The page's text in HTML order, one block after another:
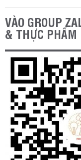
VÀO GROUP
& THỰC PHẨM